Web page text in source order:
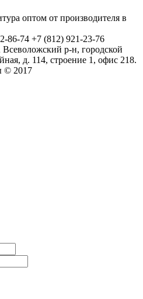
оптом от производителя в
86-74 +7 (812) 921-23-76
р-н, городской
д. 114, строение 1, офис 218.
© 2017